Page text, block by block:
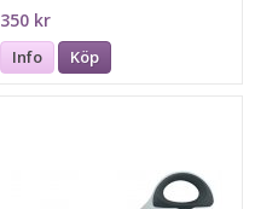
350 kr
Info Köp